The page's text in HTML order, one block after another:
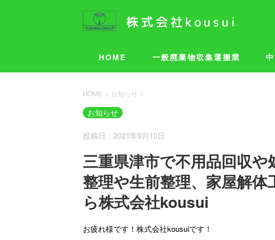
HOME 一般廃棄物収集運搬業
HOME > お知らせ >
お知らせ
投稿日：2021年9月10日
三重県津市で不用品回収
整理や生前整理、家屋解体
ら株式会社kousui
お疲れ様です！株式会社kousuiです！